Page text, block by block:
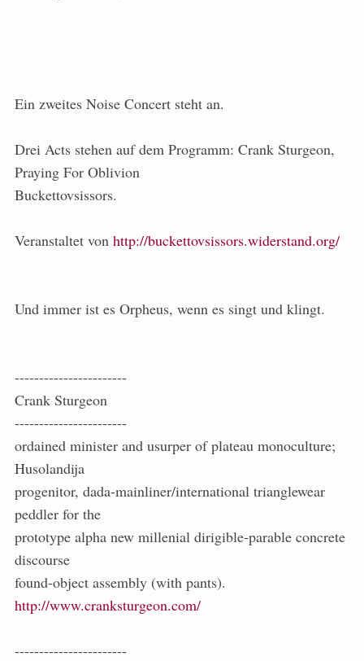
Ein zweites Noise Concert steht an.
Drei Acts stehen auf dem Programm: Crank Sturgeon,
Praying For Oblivion
Buckettovsissors.
Veranstaltet von http://buckettovsissors.widerstand.org/
Und immer ist es Orpheus, wenn es singt und klingt.
-----------------------
Crank Sturgeon
-----------------------
ordained minister and usurper of plateau monoculture;
Husolandija
progenitor, dada-mainliner/international trianglewear
peddler for the
prototype alpha new millenial dirigible-parable concrete
discourse
found-object assembly (with pants).
http://www.cranksturgeon.com/
-----------------------